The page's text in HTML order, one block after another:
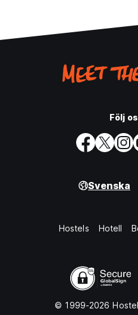
Följ
Svenska
Hostels Hotell
© 1999-2026